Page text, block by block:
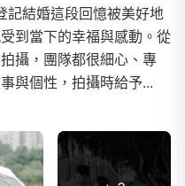
記結婚這段回憶被美好地
到當下的幸福與感動。從
攝，團隊都很細心、專
與個性，拍攝時給予...